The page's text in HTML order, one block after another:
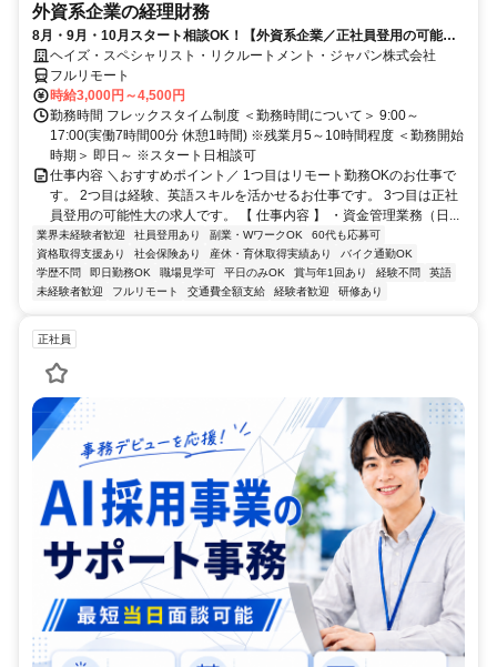
外資系企業の経理財務
8月・9月・10月スタート相談OK！【外資系企業／正社員登用の可能性
大／700万～800万／リモート勤務OK】経理財務
ヘイズ・スペシャリスト・リクルートメント・ジャパン株式会社
フルリモート
時給3,000円～4,500円
勤務時間 フレックスタイム制度 ＜勤務時間について＞ 9:00～
17:00(実働7時間00分 休憩1時間) ※残業月5～10時間程度 ＜勤務開始
時期＞ 即日～ ※スタート日相談可
仕事内容 ＼おすすめポイント／ 1つ目はリモート勤務OKのお仕事で
す。 2つ目は経験、英語スキルを活かせるお仕事です。 3つ目は正社
員登用の可能性大の求人です。 【 仕事内容 】 ・資金管理業務（日...
業界未経験者歓迎 社員登用あり 副業・WワークOK
60代も応募可
資格取得支援あり
社会保険あり 産休・育休取得実績あり
バイク通勤OK
学歴不問
即日勤務OK 職場見学可 平日のみOK 賞与年1回あり 経験不問
英語
未経験者歓迎
フルリモート 交通費全額支給 経験者歓迎 研修あり
正社員